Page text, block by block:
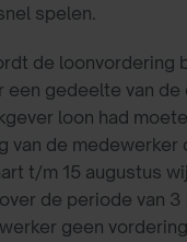
spelen.
de loonvordering
gedeelte van de
loon had
van de medewerker
t/m 15 augustus
de periode van 3
geen